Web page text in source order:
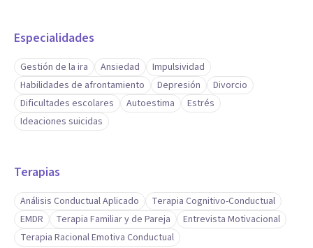
Especialidades
Gestión de la ira Ansiedad
Impulsividad
Habilidades de afrontamiento
Depresión
Divorcio
Dificultades escolares
Autoestima
Estrés
Ideaciones suicidas
Terapias
Análisis Conductual Aplicado
Terapia Cognitivo-Conductual
EMDR
Terapia Familiar y de Pareja
Entrevista Motivacional
Terapia Racional Emotiva Conductual